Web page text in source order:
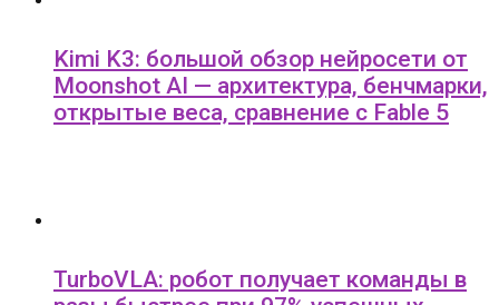
Kimi K3: большой обзор нейросети от
Moonshot AI — архитектура, бенчмарки,
открытые веса, сравнение с Fable 5
TurboVLA: робот получает команды в